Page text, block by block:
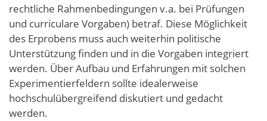
rechtliche Rahmenbedingungen v.a. bei Prüfungen
und curriculare Vorgaben) betraf. Diese Möglichkeit
des Erprobens muss auch weiterhin politische
Unterstützung finden und in die Vorgaben integriert
werden. Über Aufbau und Erfahrungen mit solchen
Experimentierfeldern sollte idealerweise
hochschulübergreifend diskutiert und gedacht
werden.